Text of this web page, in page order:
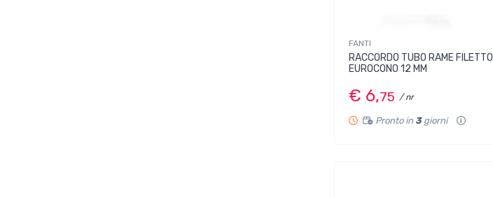
FANTI
RACCORDO TUBO RAME FILETTO
EUROCONO 12 MM
€ 6,75 / nr
Pronto in 3giorni